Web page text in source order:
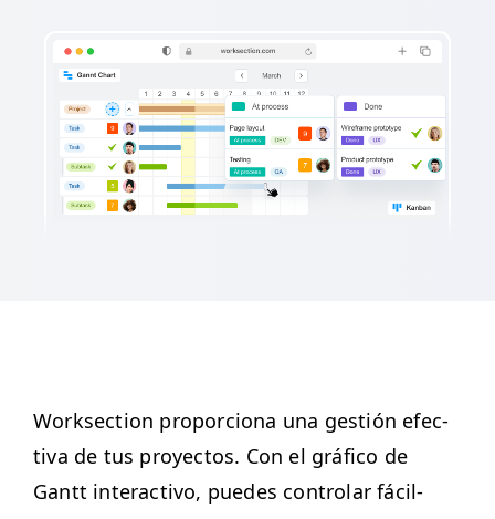
Work­sec­tion pro­por­ciona una gestión efec­
ti­va de tus proyec­tos. Con el grá­fi­co de
Gantt inter­ac­ti­vo, puedes con­tro­lar fácil­